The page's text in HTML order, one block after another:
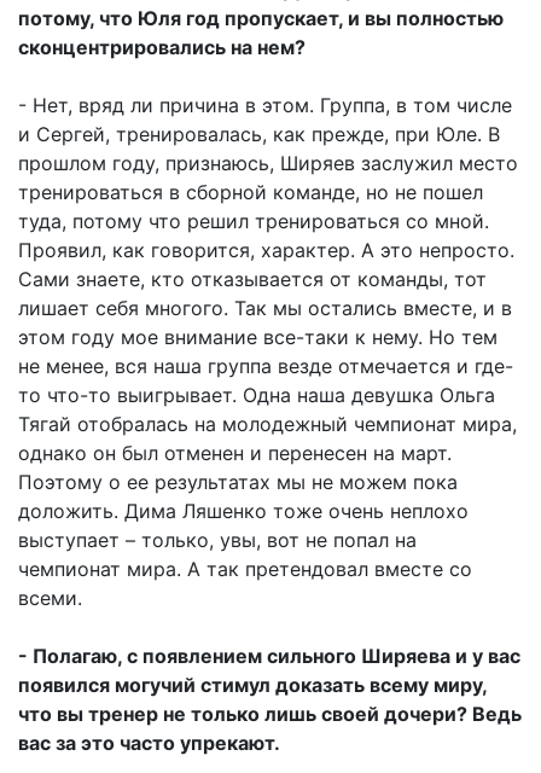
потому, что Юля год пропускает, и вы полностью
сконцентрировались на нем?
- Нет, вряд ли причина в этом. Группа, в том числе
и Сергей, тренировалась, как прежде, при Юле. В
прошлом году, признаюсь, Ширяев заслужил место
тренироваться в сборной команде, но не пошел
туда, потому что решил тренироваться со мной.
Проявил, как говорится, характер. А это непросто.
Сами знаете, кто отказывается от команды, тот
лишает себя многого. Так мы остались вместе, и в
этом году мое внимание все-таки к нему. Но тем
не менее, вся наша группа везде отмечается и где-
то что-то выигрывает. Одна наша девушка Ольга
Тягай отобралась на молодежный чемпионат мира,
однако он был отменен и перенесен на март.
Поэтому о ее результатах мы не можем пока
доложить. Дима Ляшенко тоже очень неплохо
выступает – только, увы, вот не попал на
чемпионат мира. А так претендовал вместе со
всеми.
- Полагаю, с появлением сильного Ширяева и у вас
появился могучий стимул доказать всему миру,
что вы тренер не только лишь своей дочери? Ведь
вас за это часто упрекают.